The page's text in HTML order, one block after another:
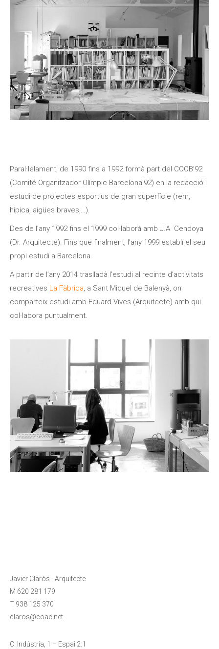
Paral·lelament, de 1990 fins a 1992 formà part del COOB’92
(Comité Organitzador Olímpic Barcelona’92) en la redacció i
estudi de projectes esportius de gran superfície (rem,
hípica, aigües braves,…).
Des de l’any 1992 fins el 1999 col·laborà amb J.A. Cendoya
(Dr. Arquitecte). Fins que finalment, l’any 1999 establí el seu
propi estudi a Barcelona.
A partir de l’any 2014 traslladà l’estudi al recinte d’activitats
recreatives La Fàbrica, a Sant Miquel de Balenyà, on
comparteix estudi amb Eduard Vives (Arquitecte) amb qui
col·labora puntualment.
Javier Clarós - Arquitecte
M 620 281 179
T 938 125 370
claros@coac.net
C. Indústria, 1 – Espai 2.1